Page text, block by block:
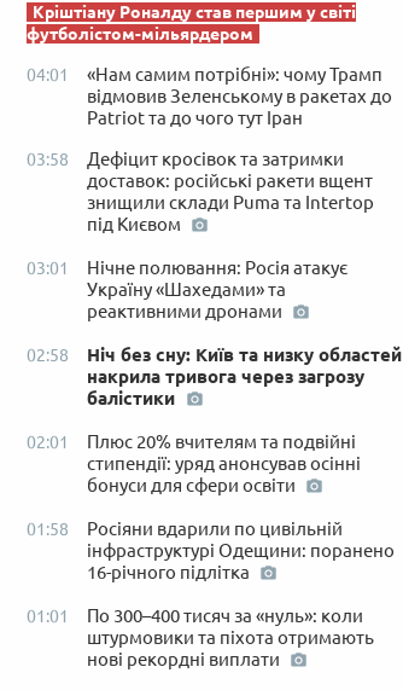
Кріштіану Роналду став першим у світі
футболістом-мільярдером
04:01
«Нам самим потрібні»: чому Трамп
відмовив Зеленському в ракетах до
Patriot та до чого тут Іран
03:58
Дефіцит кросівок та затримки
доставок: російські ракети вщент
знищили склади Puma та Intertop
під Києвом
03:01
Нічне полювання: Росія атакує
Україну «Шахедами» та
реактивними дронами
02:58
Ніч без сну: Київ та низку областей
накрила тривога через загрозу
балістики
02:01
Плюс 20% вчителям та подвійні
стипендії: уряд анонсував осінні
бонуси для сфери освіти
01:58
Росіяни вдарили по цивільній
інфраструктурі Одещини: поранено
16-річного підлітка
01:01
По 300–400 тисяч за «нуль»: коли
штурмовики та піхота отримають
нові рекордні виплати